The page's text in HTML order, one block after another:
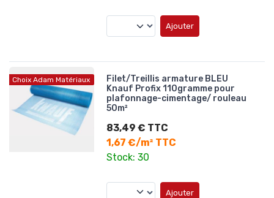
Ajouter
Choix Adam Matériaux
Filet/Treillis armature BLEU
Knauf Profix 110gramme pour
plafonnage-cimentage/ rouleau
50m²
83,49 € TTC
1,67 €/m² TTC
Stock: 30
Ajouter